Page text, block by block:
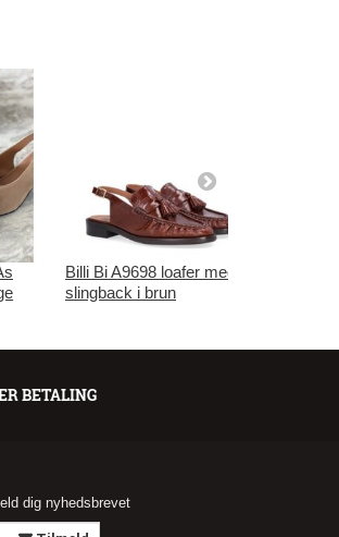
Billi Bi A9698 loafer med
slingback i brun
BETALING
dig nyhedsbrevet